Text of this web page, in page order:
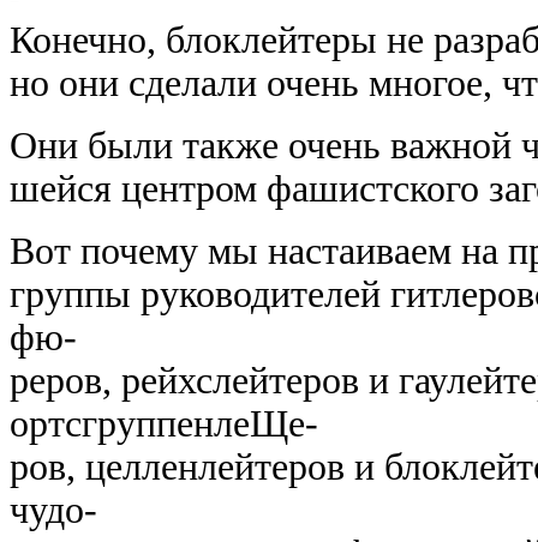
Конечно, блоклейтеры не
но они сделали очень многое,
Они были также очень важной
шейся центром фашистского
Вот почему мы настаиваем на
группы руководителей
фю-
реров, рейхслейтеров и
ортсгруппенлеЩе-
ров, целленлейтеров и
чудо-